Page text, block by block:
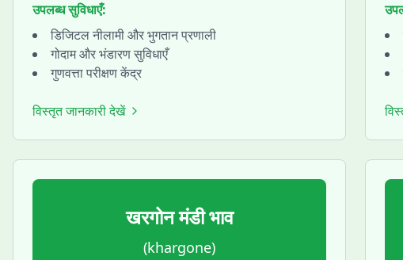
उपलब्ध सुविधाएँ:
डिजिटल नीलामी और भुगतान प्रणाली
गोदाम और भंडारण सुविधाएँ
गुणवत्ता परीक्षण केंद्र
विस्तृत जानकारी देखें
खरगोनमंडी भाव
(khargone)